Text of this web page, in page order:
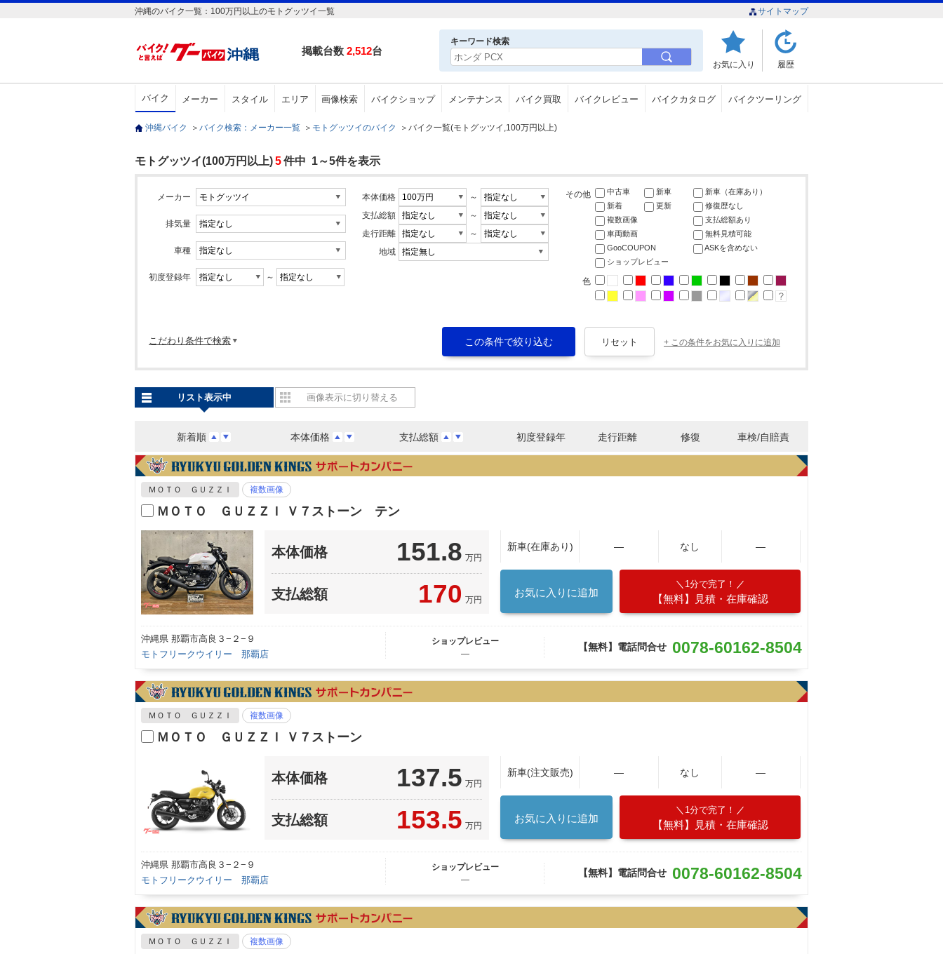
沖縄のバイク一覧：100万円以上のモトグッツイ一覧 サイトマップ
掲載台数 2,512台
キーワード検索
お気に入り 履歴
バイク メーカー スタイル エリア 画像検索 バイクショップ メンテナンス バイク買取 バイクレビュー バイクカタログ バイクツーリング
沖縄バイク ＞ バイク検索：メーカー一覧 ＞ モトグッツイのバイク ＞ バイク一覧(モトグッツイ,100万円以上)
モトグッツイ(100万円以上)5件中 1～5件を表示
メーカー
排気量
車種
初度登録年 ～
本体価格
～
支払総額
～
走行距離
～
地域
その他 中古車 新車
新車（在庫あり）
新着
更新
修復歴なし
複数画像
支払総額あり
車両動画
無料見積可能
GooCOUPON
ASKを含めない
ショップレビュー
色
こだわり条件で検索 + この条件をお気に入りに追加
新着順 本体価格 支払総額 初度登録年 走行距離 修復 車検/自賠責
リスト表示中 画像表示に切り替える
ＭＯＴＯ ＧＵＺＺＩ 複数画像
ＭＯＴＯ ＧＵＺＺＩ Ｖ７ストーン テン
本体価格 151.8 万円
支払総額 170 万円
新車(在庫あり) ― なし ―
お気に入りに追加
1分で完了！
【無料】見積・在庫確認
沖縄県 那覇市高良３−２−９
モトフリークウイリー 那覇店
ショップレビュー
―
【無料】電話問合せ 0078-60162-8504
ＭＯＴＯ ＧＵＺＺＩ 複数画像
ＭＯＴＯ ＧＵＺＺＩ Ｖ７ストーン
本体価格 137.5 万円
支払総額 153.5 万円
新車(注文販売) ― なし ―
お気に入りに追加
1分で完了！
【無料】見積・在庫確認
沖縄県 那覇市高良３−２−９
モトフリークウイリー 那覇店
ショップレビュー
―
【無料】電話問合せ 0078-60162-8504
ＭＯＴＯ ＧＵＺＺＩ 複数画像